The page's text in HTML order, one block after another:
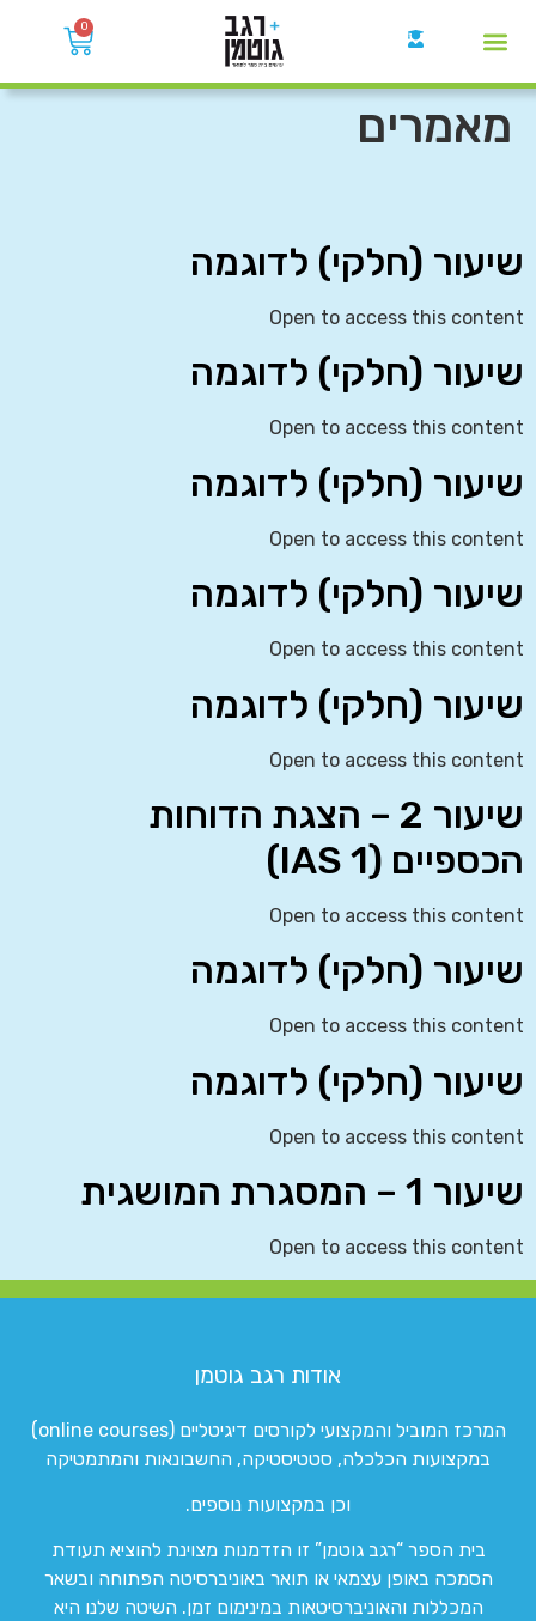
0
מאמרים
שיעור (חלקי) לדוגמה
Open to access this content
שיעור (חלקי) לדוגמה
Open to access this content
שיעור (חלקי) לדוגמה
Open to access this content
שיעור (חלקי) לדוגמה
Open to access this content
שיעור (חלקי) לדוגמה
Open to access this content
שיעור 2 – הצגת הדוחות
הכספיים (IAS 1)
Open to access this content
שיעור (חלקי) לדוגמה
Open to access this content
שיעור (חלקי) לדוגמה
Open to access this content
שיעור 1 – המסגרת המושגית
Open to access this content
אודות רגב גוטמן
המרכז המוביל והמקצועי לקורסים דיגיטליים (online courses)
במקצועות הכלכלה, סטטיסטיקה, החשבונאות והמתמטיקה
וכן במקצועות נוספים.
בית הספר “רגב גוטמן” זו הזדמנות מצוינת להוציא תעודת
הסמכה באופן עצמאי או תואר באוניברסיטה הפתוחה ובשאר
המכללות והאוניברסיטאות במינימום זמן. השיטה שלנו היא